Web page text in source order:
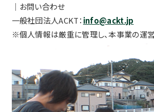
｜お問い合わせ
⼀般社団法⼈ACKT： info@ackt.jp
※個⼈情報は厳重に管理し、本事業の運